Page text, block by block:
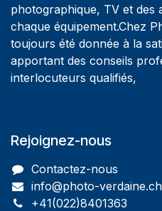
photographique, TV et des
chaque équipement.Chez
toujours été donnée à la
apportant des conseils
interlocuteurs qualifiés,
Rejoignez-nous
Contactez-nous
info@photo-verdaine.ch​
​​+41(022)8401363